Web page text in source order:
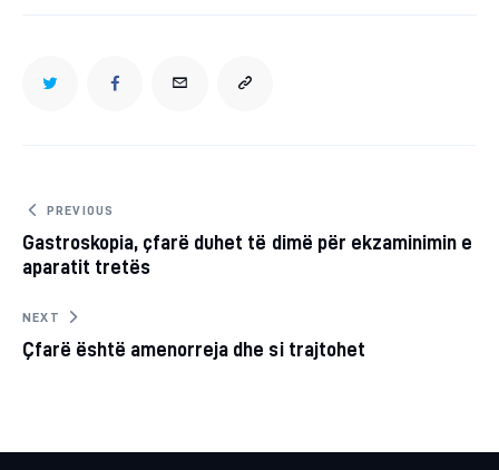
TWITTERFACEBOOKEMAIL COPY
CLIPBOARD
Post
navigation
PREVIOUS
Gastroskopia, çfarë duhet të dimë për ekzaminimin e
aparatit tretës
NEXT
Çfarë është amenorreja dhe si trajtohet